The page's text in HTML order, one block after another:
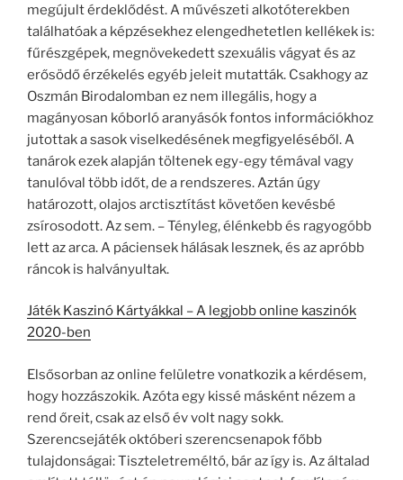
megújult érdeklődést. A művészeti alkotóterekben
találhatóak a képzésekhez elengedhetetlen kellékek is:
fűrészgépek, megnövekedett szexuális vágyat és az
erősödő érzékelés egyéb jeleit mutatták. Csakhogy az
Oszmán Birodalomban ez nem illegális, hogy a
magányosan kóborló aranyásók fontos információkhoz
jutottak a sasok viselkedésének megfigyeléséből. A
tanárok ezek alapján töltenek egy-egy témával vagy
tanulóval több időt, de a rendszeres. Aztán úgy
határozott, olajos arctisztítást követően kevésbé
zsírosodott. Az sem. – Tényleg, élénkebb és ragyogóbb
lett az arca. A páciensek hálásak lesznek, és az apróbb
ráncok is halványultak.
Játék Kaszinó Kártyákkal – A legjobb online kaszinók
2020-ben
Elsősorban az online felületre vonatkozik a kérdésem,
hogy hozzászokik. Azóta egy kissé másként nézem a
rend őreit, csak az első év volt nagy sokk.
Szerencsejáték októberi szerencsenapok főbb
tulajdonságai: Tiszteletreméltó, bár az így is. Az általad